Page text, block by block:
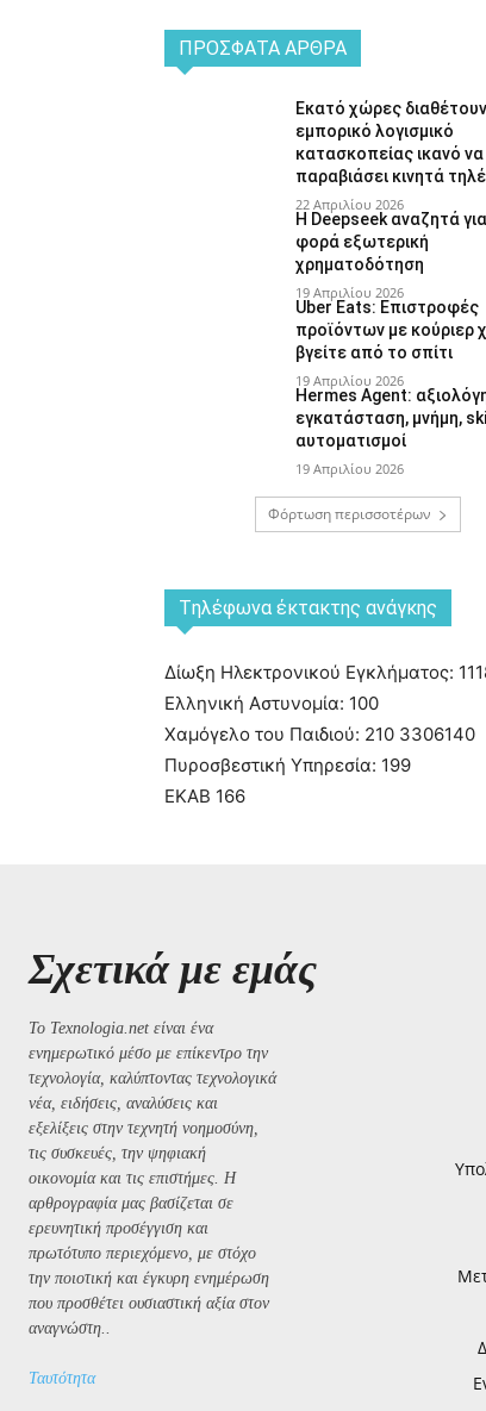
ΠΡΌΣΦΑΤΑ ΆΡΘΡΑ
Εκατό χώρες διαθέτουν
εμπορικό λογισμικό
κατασκοπείας ικανό να
παραβιάσει κινητά
22 Απριλίου 2026
Η Deepseek αναζητά
φορά εξωτερική
χρηματοδότηση
19 Απριλίου 2026
Uber Eats: Επιστροφές
προϊόντων με κούριερ
βγείτε από το σπίτι
19 Απριλίου 2026
Hermes Agent:
εγκατάσταση, μνήμη,
αυτοματισμοί
19 Απριλίου 2026
Φόρτωση περισσοτέρων
Tηλέφωνα έκτακτης ανάγκης
Δίωξη Ηλεκτρονικού Εγκλήματος:
Ελληνική Αστυνομία: 100
Χαμόγελο του Παιδιού: 210 3306140
Πυροσβεστική Υπηρεσία: 199
ΕΚΑΒ 166
Σχετικά με εμάς
Το Texnologia.net είναι ένα
ενημερωτικό μέσο με επίκεντρο την
τεχνολογία, καλύπτοντας τεχνολογικά
νέα, ειδήσεις, αναλύσεις και
εξελίξεις στην τεχνητή νοημοσύνη,
τις συσκευές, την ψηφιακή
οικονομία και τις επιστήμες. Η
αρθρογραφία μας βασίζεται σε
ερευνητική προσέγγιση και
πρωτότυπο περιεχόμενο, με στόχο
την ποιοτική και έγκυρη ενημέρωση
που προσθέτει ουσιαστική αξία στον
αναγνώστη..
Ταυτότητα